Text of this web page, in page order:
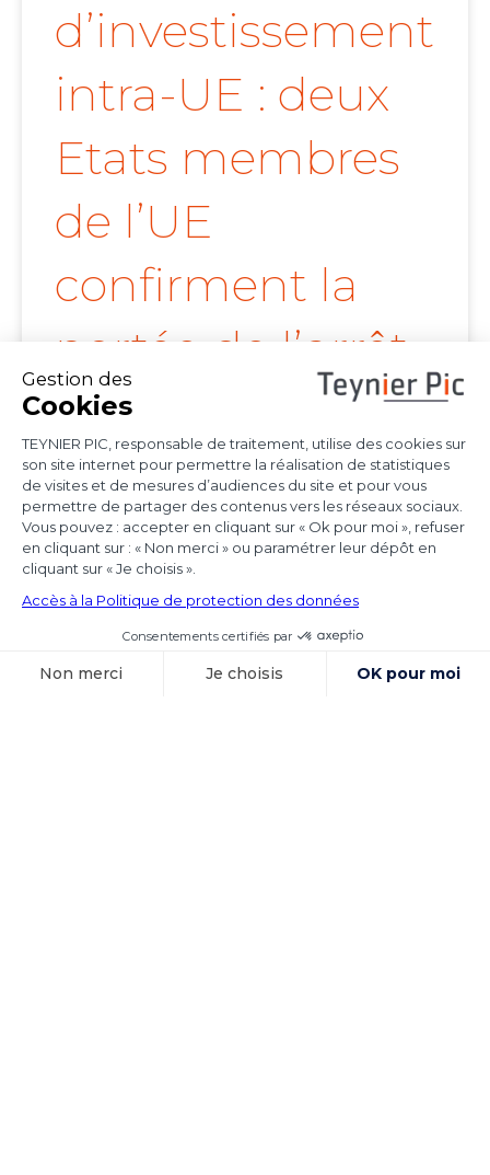
d’investissement
intra-UE : deux
Etats membres
de l’UE
confirment la
portée de l’arrêt
Achmea
Les juridictions nationales continuent de tirer
toutes les conséquences de l’arrêt Achmea
Voir l'article
15 octobre 2025